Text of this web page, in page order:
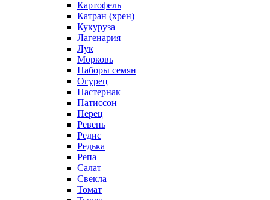
Картофель
Катран (хрен)
Кукуруза
Лагенария
Лук
Морковь
Наборы семян
Огурец
Пастернак
Патиссон
Перец
Ревень
Редис
Редька
Репа
Салат
Свекла
Томат